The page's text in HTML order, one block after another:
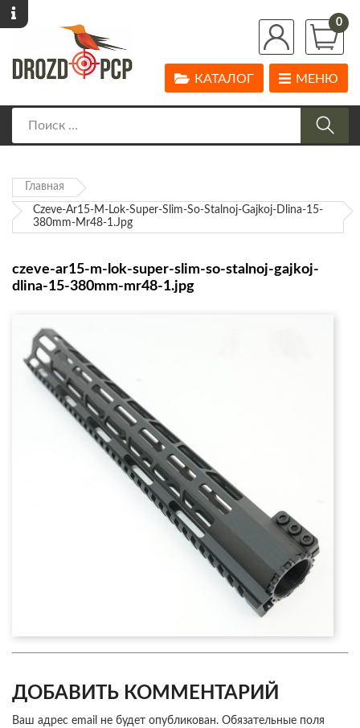
0
МЕНЮ
КАТАЛОГ
Главная
Czeve-Ar15-M-Lok-Super-Slim-So-Stalnoj-Gajkoj-Dlina-15-
380mm-Mr48-1.jpg
czeve-ar15-m-lok-super-slim-so-stalnoj-gajkoj-
dlina-15-380mm-mr48-1.jpg
ДОБАВИТЬ КОММЕНТАРИЙ
Ваш адрес email не будет опубликован. Обязательные поля